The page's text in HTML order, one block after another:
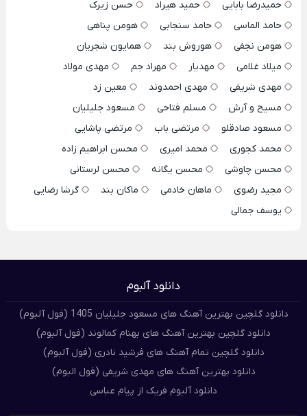
حمیدرضا بابایی
حمید هیراد
حسن زیرک
حامد الماسی
حامد سنجابی
هومن پناهی
هومن نجفی
هوروش بند
همایون شجریان
میلاد غلامی
مهدیار مهراد جم
مهدی مولاد
مهدی شریفی
مهدی احمدوند
معین زد
مسیح و آرش
مسلم فتاحی
مسعود جلیلیان
مسعود صادقلو
مرتضی باب
مرتضی پاشایی
محمد کجوری
محمد امیری
محسن ابراهیم زاده
محسن چاوشی
محسن یگانه
محسن لرستانی
مجید رضوی
ماهان خادمی ماکان بند
گرشا رضایی
یوسف جمالی
دانلود آلبوم
دانلود گلچین بهترین آهنگ های مسعود جلیلیان 1405 (فول آلبوم)
دانلود گلچین بهترین آهنگ های بهنام کمالوند (فول آلبوم)
دانلود گلچین تمام آهنگ های فرشید نادری (فول آلبوم)
دانلود بهترین آهنگ های مهدی شریفی (فول البوم)
دانلود آلبوم فریک از پیام عباسی